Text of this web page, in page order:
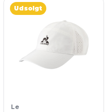
Udsolgt
Le